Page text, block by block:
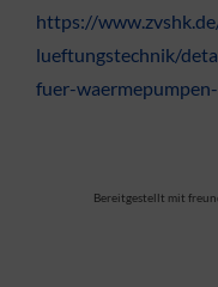
https://
lueftungstechnik/
fuer-
Bereitgestellt mit